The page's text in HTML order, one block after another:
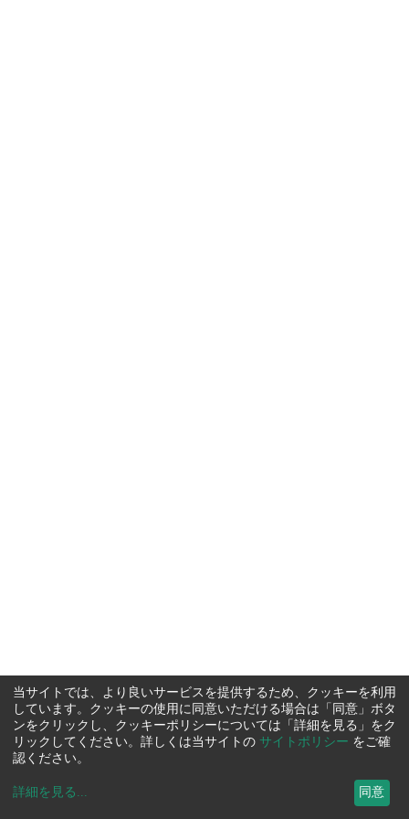
当サイトでは、より良いサービスを提供するため、クッキーを利用
しています。クッキーの使用に同意いただける場合は「同意」ボタ
ンをクリックし、クッキーポリシーについては「詳細を見る」をク
リックしてください。詳しくは当サイトの サイトポリシー をご確
認ください。
詳細を見る ... 同意